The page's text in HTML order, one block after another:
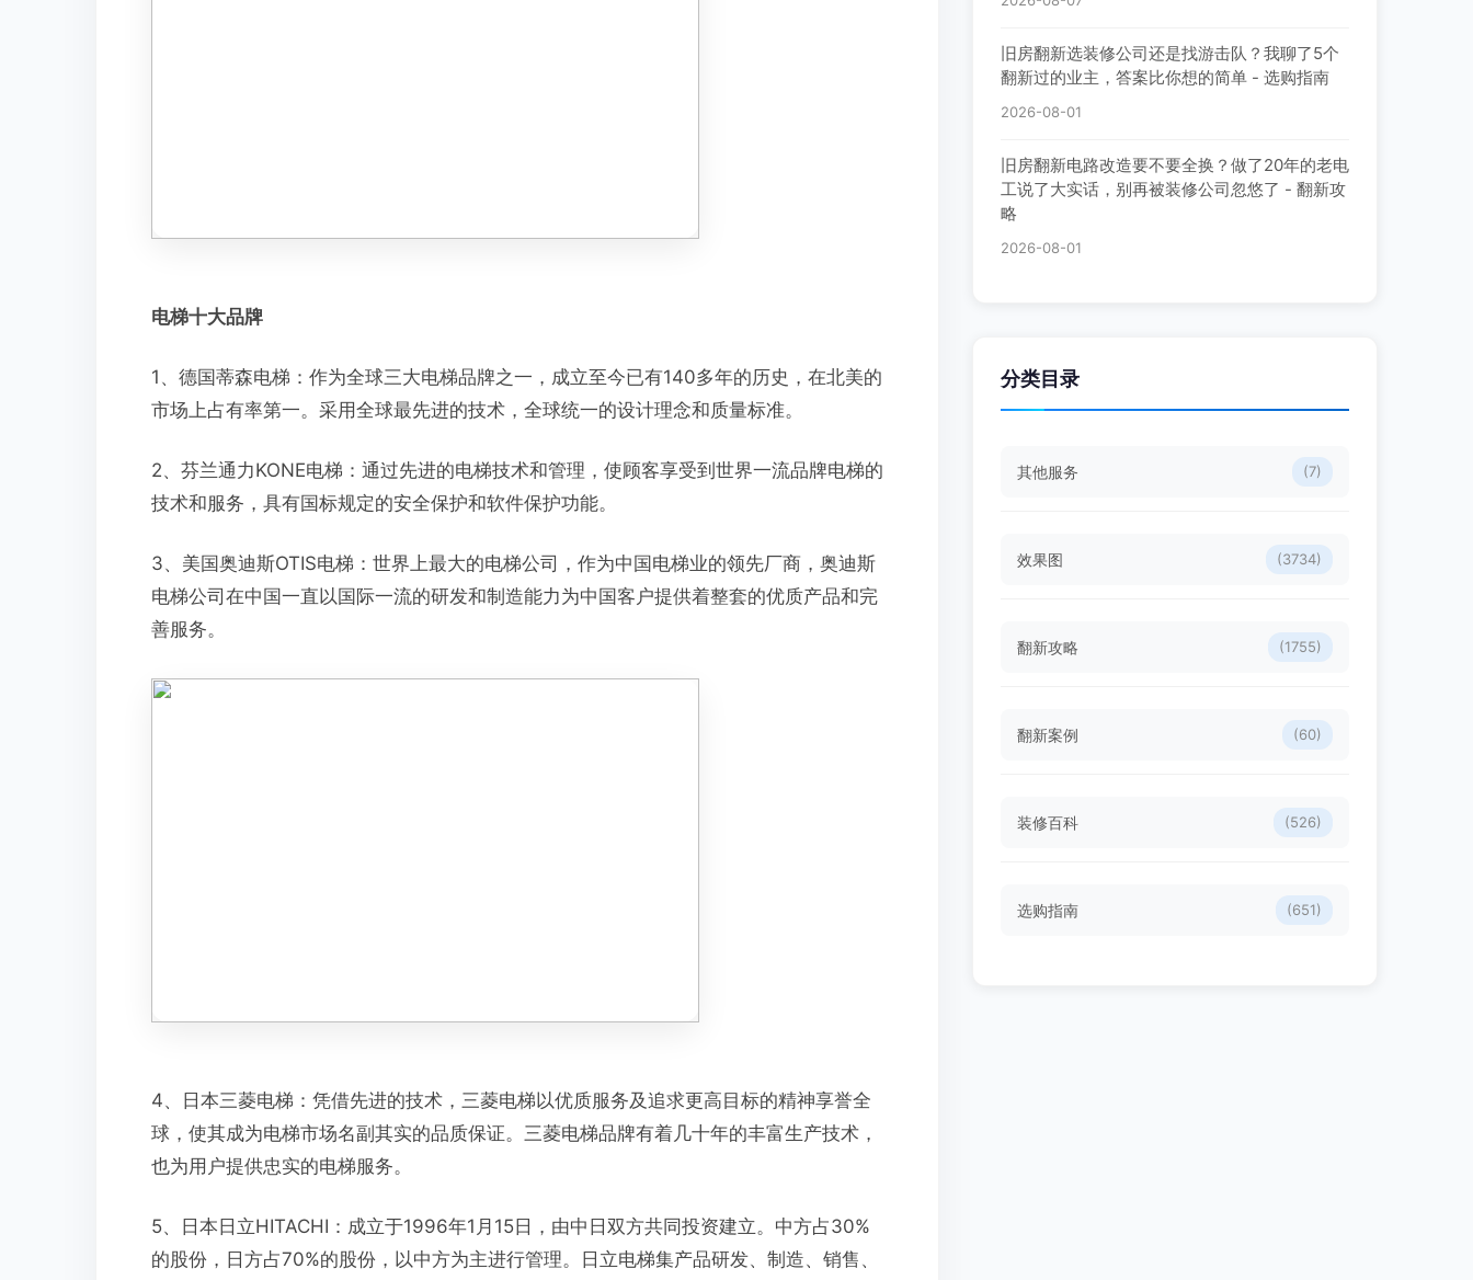
电梯十大品牌
1、德国蒂森电梯：作为全球三大电梯品牌之一，成立至今已有140多年的历史，在北美的
市场上占有率第一。采用全球最先进的技术，全球统一的设计理念和质量标准。
2、芬兰通力KONE电梯：通过先进的电梯技术和管理，使顾客享受到世界一流品牌电梯的
技术和服务，具有国标规定的安全保护和软件保护功能。
3、美国奥迪斯OTIS电梯：世界上最大的电梯公司，作为中国电梯业的领先厂商，奥迪斯
电梯公司在中国一直以国际一流的研发和制造能力为中国客户提供着整套的优质产品和完
善服务。
4、日本三菱电梯：凭借先进的技术，三菱电梯以优质服务及追求更高目标的精神享誉全
球，使其成为电梯市场名副其实的品质保证。三菱电梯品牌有着几十年的丰富生产技术，
也为用户提供忠实的电梯服务。
5、日本日立HITACHI：成立于1996年1月15日，由中日双方共同投资建立。中方占30%
的股份，日方占70%的股份，以中方为主进行管理。日立电梯集产品研发、制造、销售、
旧房翻新选装修公司还是找游击队？我聊了5个
翻新过的业主，答案比你想的简单 - 选购指南
2026-08-01
旧房翻新电路改造要不要全换？做了20年的老电
工说了大实话，别再被装修公司忽悠了 - 翻新攻
略
2026-08-01
分类目录
其他服务 (7)
效果图 (3734)
翻新攻略 (1755)
翻新案例 (60)
装修百科 (526)
选购指南 (651)